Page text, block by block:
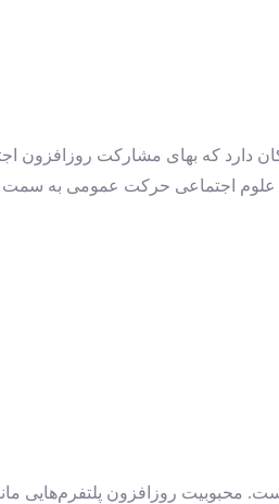
دارد که بهای مشارکت روزافزون
علوم اجتماعی حرکت عمومی به
محبوبیت روزافزون پلتفرم‌هایی